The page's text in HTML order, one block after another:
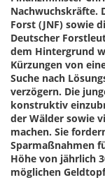
Nachwuchskräfte.
Forst (JNF) sowie
Deutscher
dem Hintergrund
Kürzungen von
Suche nach
verzögern. Die
konstruktiv
der Wälder sowie
machen. Sie
Sparmaßnahmen
Höhe von jährlich
möglichen